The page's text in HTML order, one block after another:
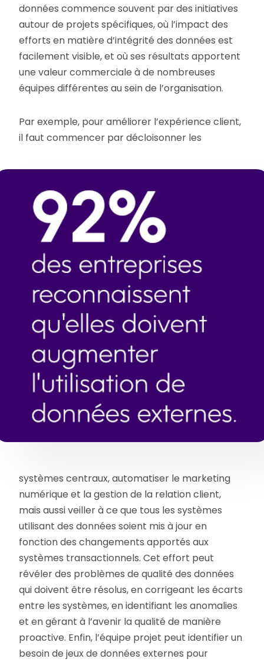
données commence souvent par des initiatives
autour de projets spécifiques, où l’impact des
efforts en matière d’intégrité des données est
facilement visible, et où ses résultats apportent
une valeur commerciale à de nombreuses
équipes différentes au sein de l’organisation.
Par exemple, pour améliorer l’expérience client,
il faut commencer par décloisonner les
systèmes centraux, automatiser le marketing
numérique et la gestion de la relation client,
mais aussi veiller à ce que tous les systèmes
utilisant des données soient mis à jour en
fonction des changements apportés aux
systèmes transactionnels. Cet effort peut
révéler des problèmes de qualité des données
qui doivent être résolus, en corrigeant les écarts
entre les systèmes, en identifiant les anomalies
et en gérant à l’avenir la qualité de manière
proactive. Enfin, l’équipe projet peut identifier un
besoin de jeux de données externes pour